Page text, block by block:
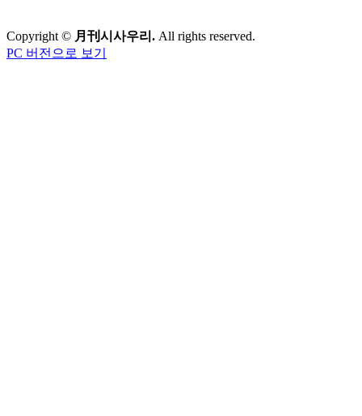
Copyright © 月刊시사우리. All rights reserved.
PC 버전으로 보기